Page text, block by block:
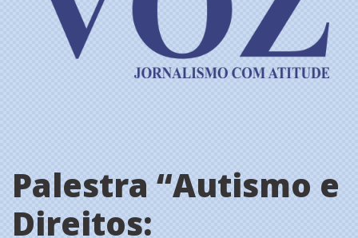
Palestra “Autismo e
Direitos: